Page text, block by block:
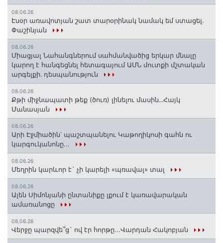
08.06.26
Էսօր առավոտյան շատ տարօրինակ նամակ եմ ստացել.
Փաշինյան
08.06.26
Միացյալ Նահանգներում սահմանվածից երկար մնալը
կարող է հանգեցնել հետագայում ԱՄՆ մուտքի մշտական
արգելքի․ դեսպանություն
08.06.26
Քթի միջնապատի թեք (ծուռ) լինելու մասին․․․Հայկ
Մանասյան
08.06.26
Արի Էջմիածին՝ պաշտպանելու Կաթողիկոսի գահն ու
կարգուկանոնը...
08.06.26
Մեղրին կարևոր է` չի կարելի «պռավալ» տալ
08.06.26
Ալեն Սիմոնյանի ընտանիքը լքում է կառավարական
ամառանոցը
08.06.26
Վերջը պարզվե՞ց` ով էր հորթը...Վարդան Հակոբյան